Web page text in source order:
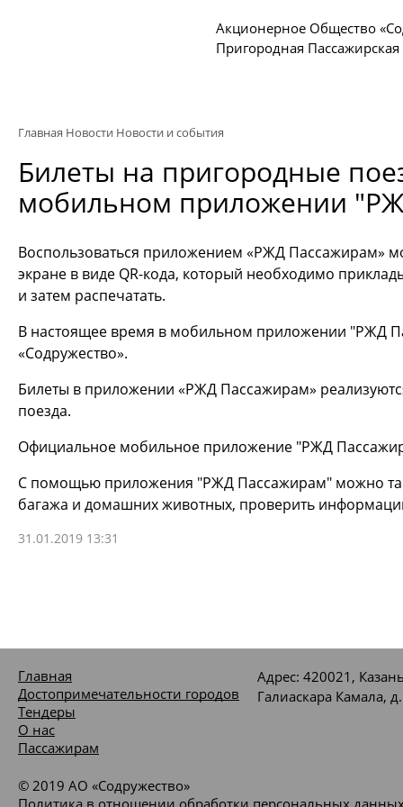
Акционерное Общество
Пригородная
Главная Новости Новости и события
Билеты на пригородные
мобильном приложении
Воспользоваться приложением «РЖД Пассажирам»
экране в виде QR-кода, который необходимо
и затем распечатать.
В настоящее время в мобильном приложении "РЖД
«Содружество».
Билеты в приложении «РЖД Пассажирам»
поезда.
Официальное мобильное приложение "РЖД
С помощью приложения "РЖД Пассажирам" можно
багажа и домашних животных, проверить
31.01.2019 13:31
Главная
Достопримечательности городов
Тендеры
О нас
Пассажирам
Адрес: 420021,
Галиаскара Камала,
© 2019 АО «Содружество»
Политика в отношении обработки персональных